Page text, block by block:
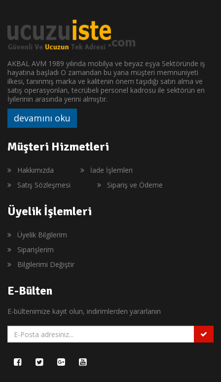
AKBAL AVM 1989 yılında mobilya ve beyaz eşya Sektöründe iş
hayatına başladı O zamandan bu yana müşteri memnuniyeti
ilkesi, tanınmış marka ve kalitenin önem taşıdığı satın alma ve
satış operasyonları, tecrübeli personel kadrosu ile sektörün en
İyilerinin arasında yerini almıştır.
devamını oku
Müşteri Hizmetleri
Hakkımızda
İade İşlemleri
Satış Sözleşmesi
Sipariş ve Ödeme
Üyelik İşlemleri
Üyelik Bilgilerim
Siparişlerim
Bilgilerimi Değiştir
E-Bülten
E-bültenimize kayıt olun, indirimlerden yararlanın